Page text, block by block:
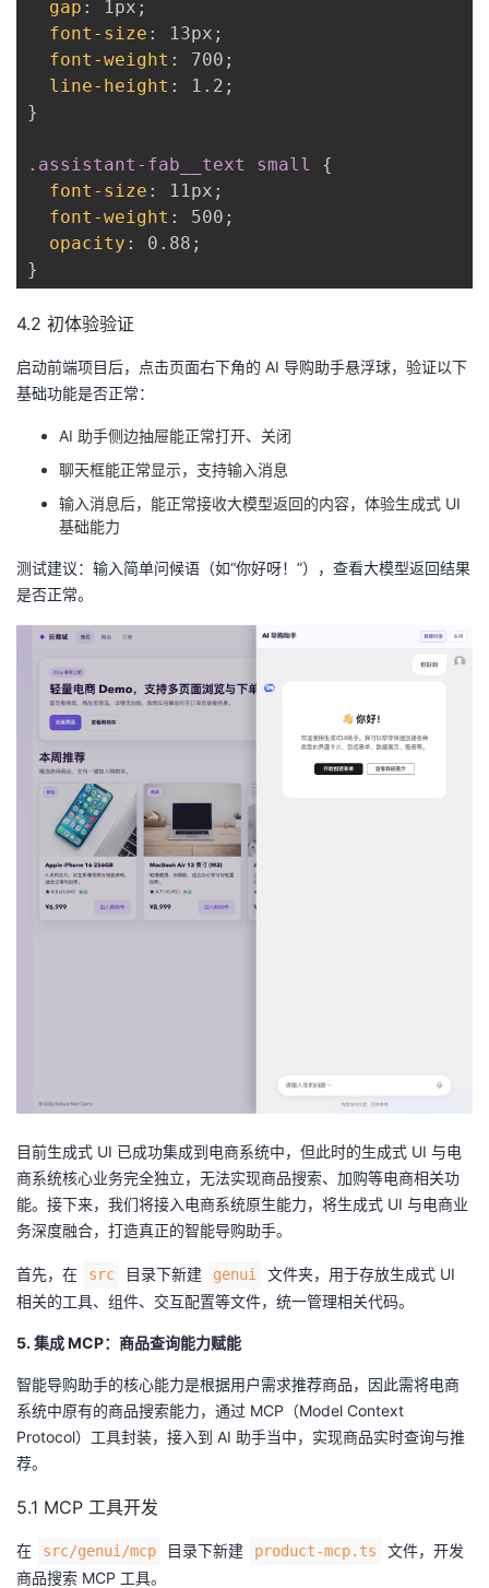
gap : 1px ;
font-size : 13px ;
font-weight : 700 ;
line-height : 1.2 ;
}
.assistant-fab__text small
{
font-size : 11px ;
font-weight : 500 ;
opacity : 0.88 ;
}
4.2 初体验验证
启动前端项目后，点击页面右下角的 AI 导购助手悬浮球，验证以下
基础功能是否正常：
AI 助手侧边抽屉能正常打开、关闭
聊天框能正常显示，支持输入消息
输入消息后，能正常接收大模型返回的内容，体验生成式 UI
基础能力
测试建议：输入简单问候语（如“你好呀！”），查看大模型返回结果
是否正常。
目前生成式 UI 已成功集成到电商系统中，但此时的生成式 UI 与电
商系统核心业务完全独立，无法实现商品搜索、加购等电商相关功
能。接下来，我们将接入电商系统原生能力，将生成式 UI 与电商业
务深度融合，打造真正的智能导购助手。
首先，在 src 目录下新建 genui
文件夹，用于存放生成式 UI
相关的工具、组件、交互配置等文件，统一管理相关代码。
5. 集成 MCP：商品查询能力赋能
智能导购助手的核心能力是根据用户需求推荐商品，因此需将电商
系统中原有的商品搜索能力，通过 MCP（Model Context
Protocol）工具封装，接入到 AI 助手当中，实现商品实时查询与推
荐。
5.1 MCP 工具开发
在 src/genui/mcp 目录下新建 product-mcp.ts
文件，开发
商品搜索 MCP 工具。